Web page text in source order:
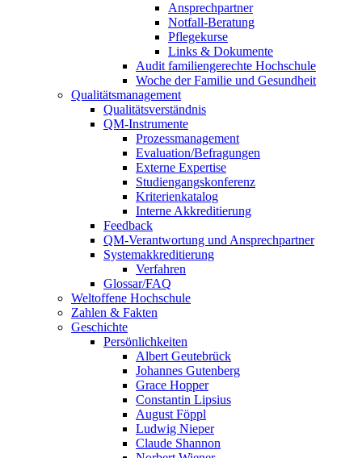
Ansprechpartner
Notfall-Beratung
Pflegekurse
Links & Dokumente
Audit familiengerechte Hochschule
Woche der Familie und Gesundheit
Qualitätsmanagement
Qualitätsverständnis
QM-Instrumente
Prozessmanagement
Evaluation/Befragungen
Externe Expertise
Studiengangskonferenz
Kriterienkatalog
Interne Akkreditierung
Feedback
QM-Verantwortung und Ansprechpartner
Systemakkreditierung
Verfahren
Glossar/FAQ
Weltoffene Hochschule
Zahlen & Fakten
Geschichte
Persönlichkeiten
Albert Geutebrück
Johannes Gutenberg
Grace Hopper
Constantin Lipsius
August Föppl
Ludwig Nieper
Claude Shannon